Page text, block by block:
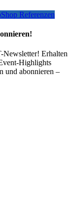
Referenzen
Newsletter! Erhalten
Highlights
und abonnieren –